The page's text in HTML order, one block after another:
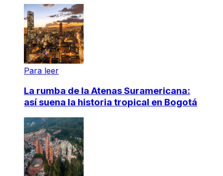
Para leer
La rumba de la Atenas Suramericana:
así suena la historia tropical en Bogotá